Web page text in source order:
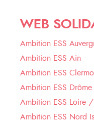
WEB
Ambition ESS
Ambition ESS Ain
Ambition ESS
Ambition ESS
Ambition ESS Loire /
Ambition ESS Nord